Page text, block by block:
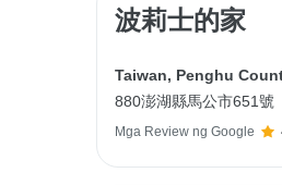
波莉士的家
Taiwan, Penghu
880澎湖縣馬公市651號
Mga Review ng Google